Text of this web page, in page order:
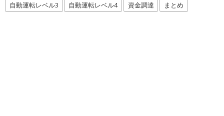
自動運転レベル3 自動運転レベル4 資金調達 まとめ